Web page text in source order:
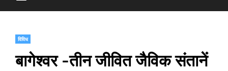
विविध
बागेश्वर -तीन जीवित जैविक संतानें